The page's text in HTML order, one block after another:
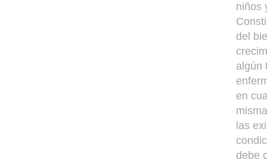
niños
del
algún
en
las
debe